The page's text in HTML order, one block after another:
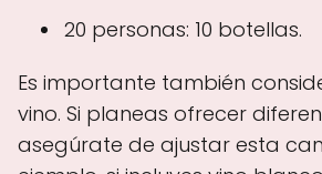
20 personas: 10 botellas.
Es importante también
vino. Si planeas ofrecer
asegúrate de ajustar esta